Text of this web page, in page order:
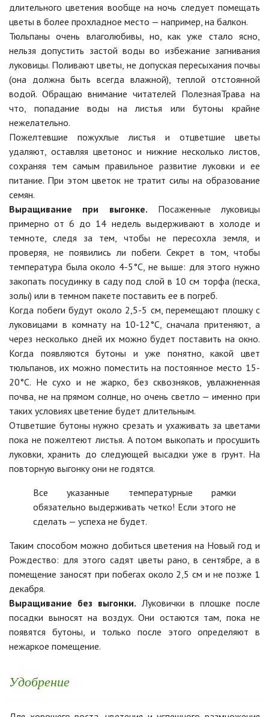
длительного цветения вообще на ночь следует помещать
цветы в более прохладное место — например, на балкон.
Тюльпаны очень влаголюбивы, но, как уже стало ясно,
нельзя допустить застой воды во избежание загнивания
луковицы. Поливают цветы, не допуская пересыхания почвы
(она должна быть всегда влажной), теплой отстоянной
водой. Обращаю внимание читателей ПолезнаяТрава на
что, попадание воды на листья или бутоны крайне
нежелательно.
Пожелтевшие пожухлые листья и отцветшие цветы
удаляют, оставляя цветонос и нижние несколько листов,
сохраняя тем самым правильное развитие луковки и ее
питание. При этом цветок не тратит силы на образование
семян.
Выращивание при выгонке. Посаженные луковицы
примерно от 6 до 14 недель выдерживают в холоде и
темноте, следя за тем, чтобы не пересохла земля, и
проверяя, не появились ли побеги. Секрет в том, чтобы
температура была около 4-5°C, не выше: для этого нужно
закопать посудинку в саду под слой в 10 см торфа (песка,
золы) или в темном пакете поставить ее в погреб.
Когда побеги будут около 2,5-5 см, перемещают плошку с
луковицами в комнату на 10-12°C, сначала притеняют, а
через несколько дней их можно будет поставить на окно.
Когда появляются бутоны и уже понятно, какой цвет
тюльпанов, их можно поместить на постоянное место 15-
20°C. Не сухо и не жарко, без сквозняков, увлажненная
почва, не на прямом солнце, но очень светло — именно при
таких условиях цветение будет длительным.
Отцветшие бутоны нужно срезать и ухаживать за цветами
пока не пожелтеют листья. А потом выкопать и просушить
луковки, хранить до следующей высадки уже в грунт. На
повторную выгонку они не годятся.
Все указанные температурные рамки
обязательно выдерживать четко! Если этого не
сделать — успеха не будет.
Таким способом можно добиться цветения на Новый год и
Рождество: для этого садят цветы рано, в сентябре, а в
помещение заносят при побегах около 2,5 см и не позже 1
декабря.
Выращивание без выгонки. Луковички в плошке после
посадки выносят на воздух. Они остаются там, пока не
появятся бутоны, и только после этого определяют в
нежаркое помещение.
Удобрение